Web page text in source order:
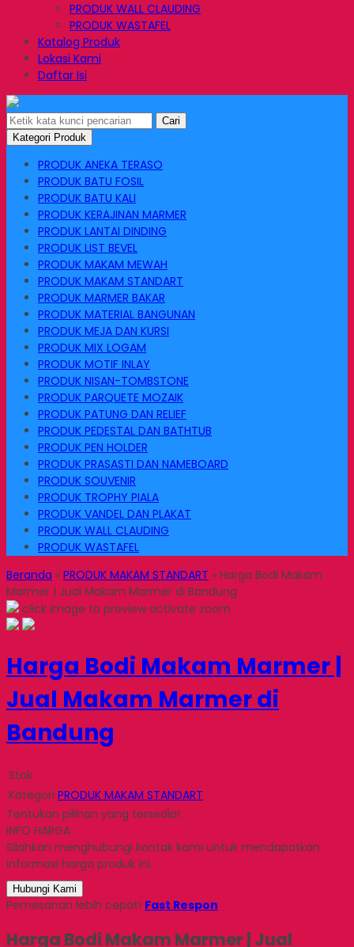
PRODUK WALL CLAUDING
PRODUK WASTAFEL
Katalog Produk
Lokasi Kami
Daftar Isi
Cari
Kategori Produk
PRODUK ANEKA TERASO
PRODUK BATU FOSIL
PRODUK BATU KALI
PRODUK KERAJINAN MARMER
PRODUK LANTAI DINDING
PRODUK LIST BEVEL
PRODUK MAKAM MEWAH
PRODUK MAKAM STANDART
PRODUK MARMER BAKAR
PRODUK MATERIAL BANGUNAN
PRODUK MEJA DAN KURSI
PRODUK MIX LOGAM
PRODUK MOTIF INLAY
PRODUK NISAN-TOMBSTONE
PRODUK PARQUETE MOZAIK
PRODUK PATUNG DAN RELIEF
PRODUK PEDESTAL DAN BATHTUB
PRODUK PEN HOLDER
PRODUK PRASASTI DAN NAMEBOARD
PRODUK SOUVENIR
PRODUK TROPHY PIALA
PRODUK VANDEL DAN PLAKAT
PRODUK WALL CLAUDING
PRODUK WASTAFEL
Beranda » PRODUK MAKAM STANDART » Harga Bodi Makam
Marmer | Jual Makam Marmer di Bandung
click image to preview activate zoom
Harga Bodi Makam Marmer |
Jual Makam Marmer di
Bandung
Stok
Kategori PRODUK MAKAM STANDART
Tentukan pilihan yang tersedia!
INFO HARGA
Silahkan menghubungi kontak kami untuk mendapatkan
informasi harga produk ini.
Hubungi Kami
Pemesanan lebih cepat! Fast Respon
Harga Bodi Makam Marmer | Jual